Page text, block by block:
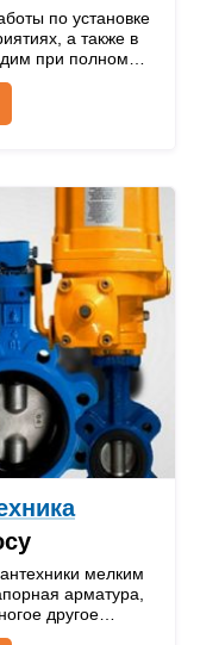
по установке
а также в
при полном
требований.
мелким
арматура,
другое